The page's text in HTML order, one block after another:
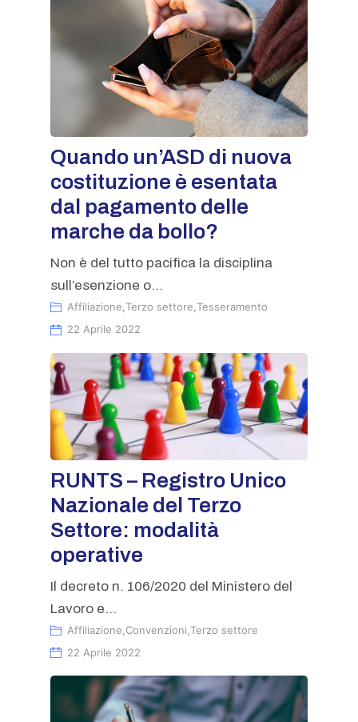
Quando un’ASD di nuova
costituzione è esentata
dal pagamento delle
marche da bollo?
Non è del tutto pacifica la disciplina
sull’esenzione o...
Affiliazione Terzo settore Tesseramento
22 Aprile 2022
RUNTS – Registro Unico
Nazionale del Terzo
Settore: modalità
operative
Il decreto n. 106/2020 del Ministero del
Lavoro e...
Affiliazione Convenzioni Terzo settore
22 Aprile 2022